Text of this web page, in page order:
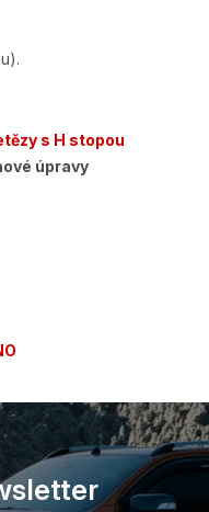
s H stopou
úpravy